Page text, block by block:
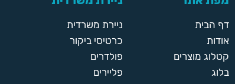
דף הבית
אודות
קטלוג מוצרים
בלוג
ניירת משרדית
כרטיסי ביקור
פולדרים
פליירים